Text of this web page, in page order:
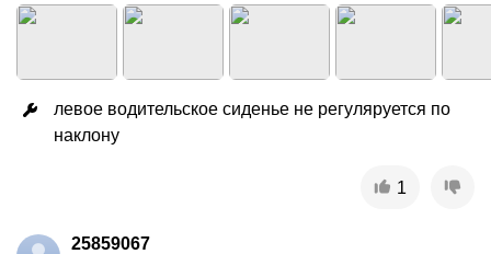
левое водительское сиденье не регуляруется по
наклону
1
25859067